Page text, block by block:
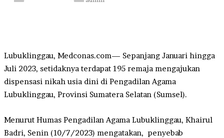
Lubuklinggau, Medconas.com— Sepanjang Januari hingga
Juli 2023, setidaknya terdapat 195 remaja mengajukan
dispensasi nikah usia dini di Pengadilan Agama
Lubuklinggau, Provinsi Sumatera Selatan (Sumsel).
Menurut Humas Pengadilan Agama Lubuklinggau, Khairul
Badri, Senin (10/7/2023) mengatakan, penyebab